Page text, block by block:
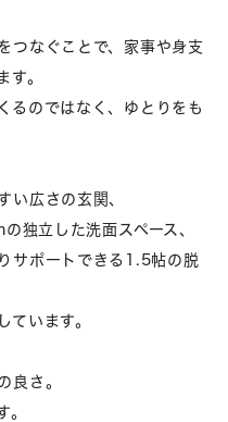
つなぐことで、家事や身支
す。
るのではなく、ゆとりをも
い広さの玄関、
独立した洗面スペース、
サポートできる1.5帖の脱
ています。
良さ。
。